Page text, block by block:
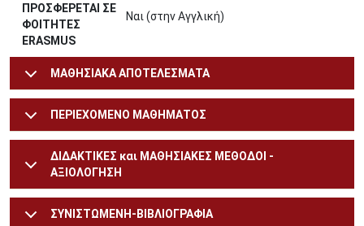
ΠΡΟΣΦΕΡΕΤΑΙ ΣΕ
ΦΟΙΤΗΤΕΣ
ERASMUS
Ναι (στην Αγγλική)
ΜΑΘΗΣΙΑΚΑ ΑΠΟΤΕΛΕΣΜΑΤΑ
ΠΕΡΙΕΧΟΜΕΝΟ ΜΑΘΗΜΑΤΟΣ
ΔΙΔΑΚΤΙΚΕΣ και ΜΑΘΗΣΙΑΚΕΣ ΜΕΘΟΔΟΙ -
ΑΞΙΟΛΟΓΗΣΗ
ΣΥΝΙΣΤΩΜΕΝΗ-ΒΙΒΛΙΟΓΡΑΦΙΑ